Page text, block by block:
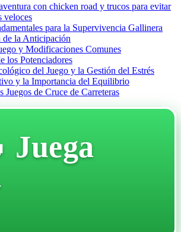
con chicken road y trucos para evitar
veloces
para la Supervivencia Gallinera
la Anticipación
y Modificaciones Comunes
los Potenciadores
del Juego y la Gestión del Estrés
y la Importancia del Equilibrio
Juegos de Cruce de Carreteras
Juega